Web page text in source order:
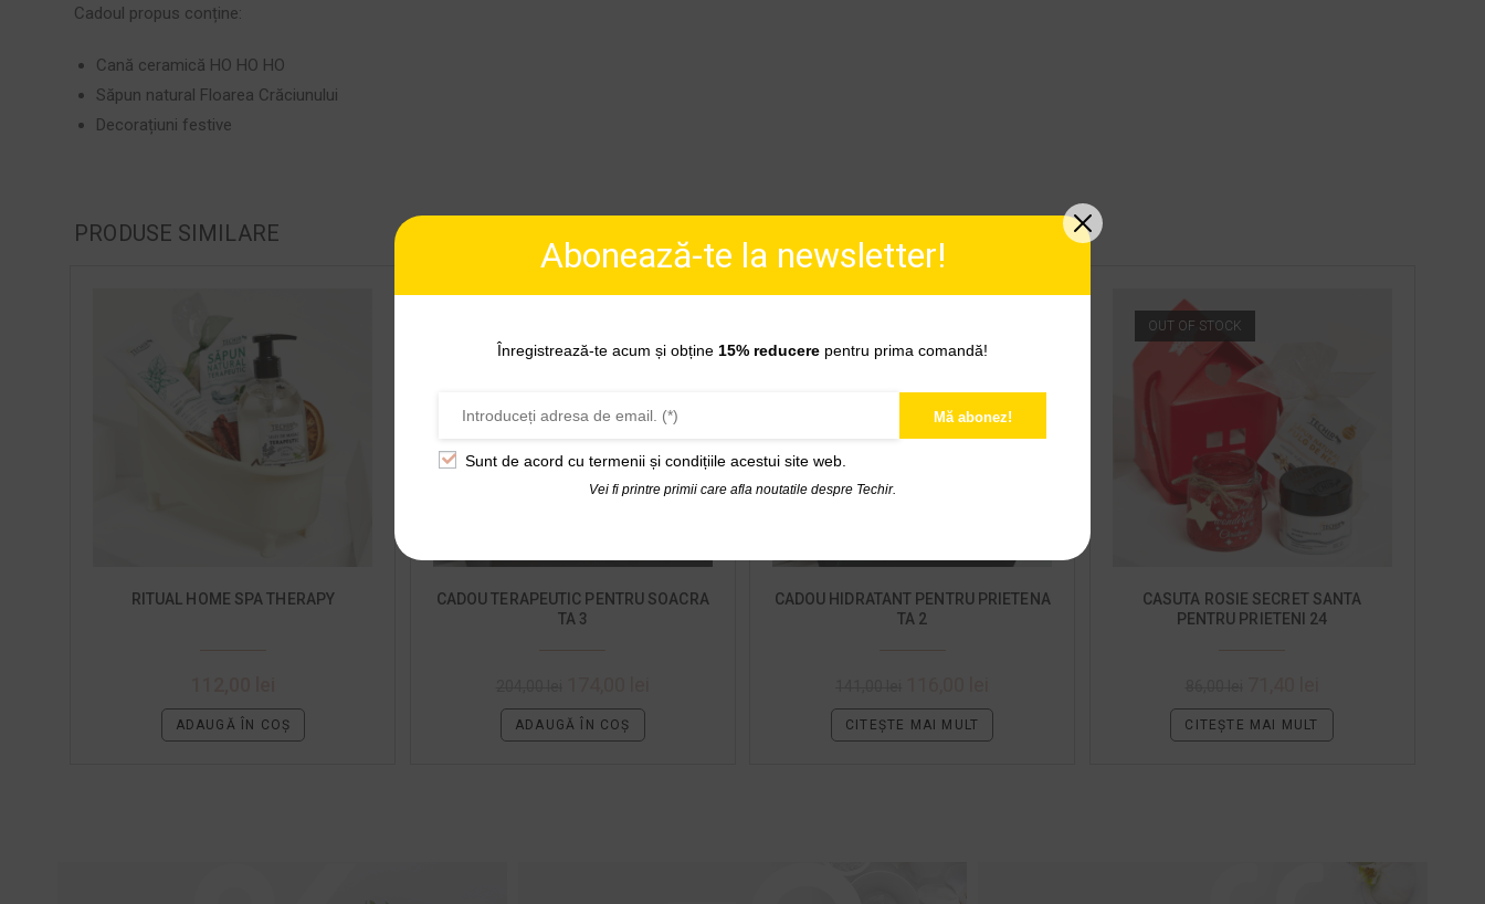
Cadoul propus conține:
Cană ceramică HO HO HO
Săpun natural Floarea Crăciunului
Decorațiuni festive
PRODUSE SIMILARE
RITUAL HOME SPA THERAPY
ADAUGĂ ÎN COȘ
CADOU TERAPEUTIC PENTRU SOACRA
TA 3
ADAUGĂ ÎN COȘ
CADOU HIDRATANT PENTRU PRIETENA
TA 2
CITEȘTE MAI MULT
OUT OF STOCK
CASUTA ROSIE SECRET SANTA
PENTRU PRIETENI 24
CITEȘTE MAI MULT
Abonează-te la newsletter!
Înregistrează-te acum și obține 15% reducere pentru prima comandă!
Mă abonez!
Sunt de acord cu termenii și condițiile acestui site web.
Vei fi printre primii care afla noutatile despre Techir.